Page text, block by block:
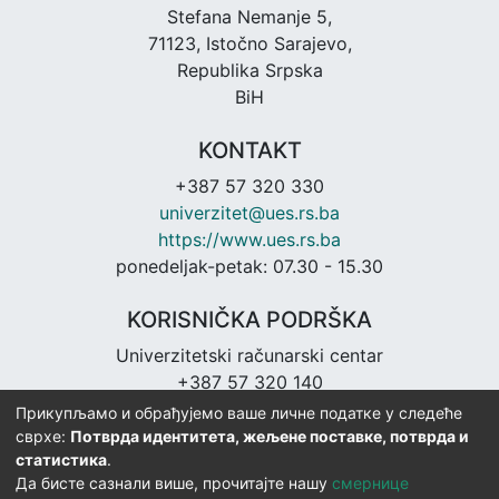
Stefana Nemanje 5,
71123, Istočno Sarajevo,
Republika Srpska
BiH
KONTAKT
+387 57 320 330
univerzitet@ues.rs.ba
https://www.ues.rs.ba
ponedeljak-petak: 07.30 - 15.30
KORISNIČKA PODRŠKA
Univerzitetski računarski centar
+387 57 320 140
urc@ues.rs.ba
https://urc.ues.rs.ba
Прикупљамо и обрађујемо ваше личне податке у следеће
сврхе: Потврда идентитета, жељене поставке, потврда и
статистика.
Да бисте сазнали више, прочитајте нашу смернице